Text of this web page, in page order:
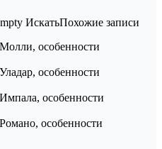
ИскатьПохожие записи
особенности
особенности
особенности
особенности